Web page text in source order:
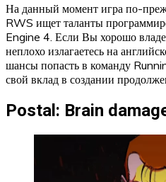
На данный момент игра по-
RWS ищет таланты
Engine 4. Если Вы хорошо
неплохо излагаетесь на
шансы попасть в команду
свой вклад в создании
Postal: Brain